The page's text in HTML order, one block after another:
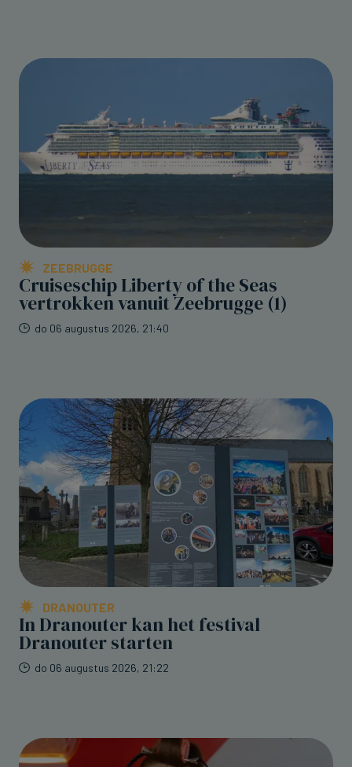
ZEEBRUGGE
Cruiseschip Liberty of the Seas
vertrokken vanuit Zeebrugge (1)
do 06 augustus 2026, 21:40
DRANOUTER
In Dranouter kan het festival
Dranouter starten
do 06 augustus 2026, 21:22